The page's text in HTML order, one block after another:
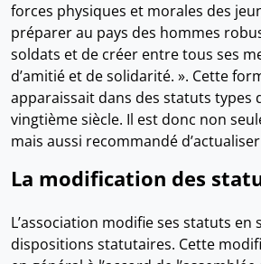
forces physiques et morales des
préparer au pays des hommes
soldats et de créer entre tous ses
d’amitié et de solidarité. ». Cette
apparaissait dans des statuts types
vingtième siècle. Il est donc non
mais aussi recommandé
La modification des
L’association modifie ses statuts en
dispositions statutaires. Cette